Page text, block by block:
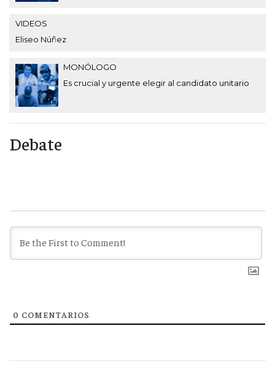
VIDEOS
Eliseo Núñez
MONÓLOGO
Es crucial y urgente elegir al candidato unitario
Debate
0 COMENTARIOS